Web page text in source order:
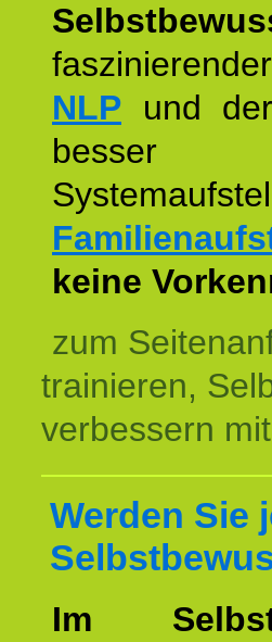
NLP und
besser
keine
zum
trainieren,
verbessern
Werden Sie
Im